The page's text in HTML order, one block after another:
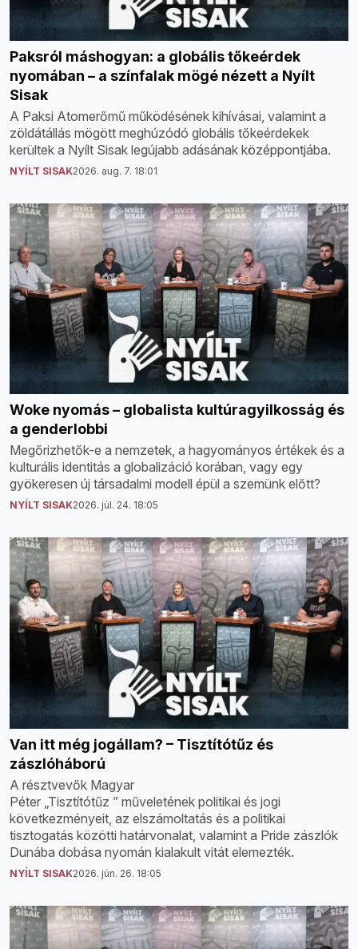
Paksról máshogyan: a globális tőkeérdek
nyomában – a színfalak mögé nézett a Nyílt
Sisak
A Paksi Atomerőmű működésének kihívásai, valamint a
zöldátállás mögött meghúzódó globális tőkeérdekek
kerültek a Nyílt Sisak legújabb adásának középpontjába.
NYÍLT SISAK2026. aug. 7. 18:01
Woke nyomás – globalista kultúragyilkosság és
a genderlobbi
Megőrizhetők-e a nemzetek, a hagyományos értékek és a
kulturális identitás a globalizáció korában, vagy egy
gyökeresen új társadalmi modell épül a szemünk előtt?
NYÍLT SISAK2026. júl. 24. 18:05
Van itt még jogállam? – Tisztítótűz és
zászlóháború
A résztvevők Magyar
Péter „Tisztítótűz ” műveletének politikai és jogi
következményeit, az elszámoltatás és a politikai
tisztogatás közötti határvonalat, valamint a Pride zászlók
Dunába dobása nyomán kialakult vitát elemezték.
NYÍLT SISAK2026. jún. 26. 18:05